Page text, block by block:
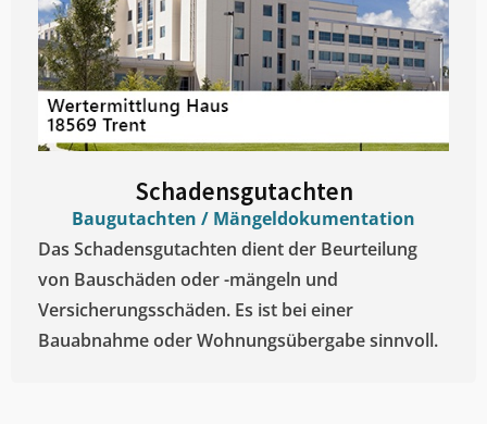
Schadensgutachten
Baugutachten / Mängeldokumentation
Das Schadensgutachten dient der Beurteilung
von Bauschäden oder -mängeln und
Versicherungsschäden. Es ist bei einer
Bauabnahme oder Wohnungsübergabe sinnvoll.